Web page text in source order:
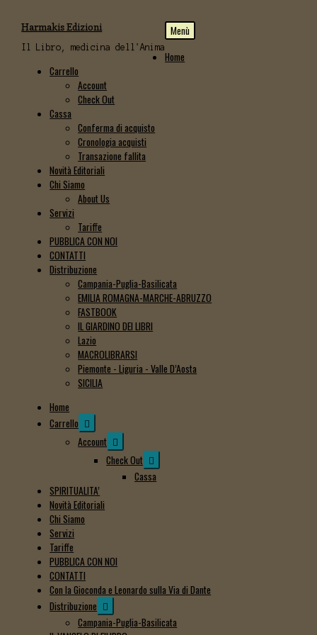
Vai
alla
navigazione
Vai
al
contenuto
Harmakis Edizioni
Il Libro, medicina dell'Anima
Menù
Home
Carrello
Account
Check Out
Cassa
Conferma di acquisto
Cronologia acquisti
Transazione fallita
Novità Editoriali
Chi Siamo
About Us
Servizi
Tariffe
PUBBLICA CON NOI
CONTATTI
Distribuzione
Campania-Puglia-Basilicata
EMILIA ROMAGNA-MARCHE-ABRUZZO
FASTBOOK
IL GIARDINO DEI LIBRI
Lazio
MACROLIBRARSI
Piemonte - Liguria - Valle D’Aosta
SICILIA
Home
Carrello Expand
child
menu
Account Expand
child
menu
Check Out Expand
child
Cassa
SPIRITUALITA’
Novità Editoriali
Chi Siamo
Servizi
Tariffe
PUBBLICA CON NOI
CONTATTI
Con la Gioconda e Leonardo sulla Via di Dante
Distribuzione Expand
child
Campania-Puglia-Basilicata